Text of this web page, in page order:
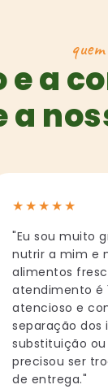
e a
a
★★★★★
"Eu sou muito
nutrir a mim e
alimentos
atendimento é
atencioso e
separação dos
substituição
precisou ser
de entrega."